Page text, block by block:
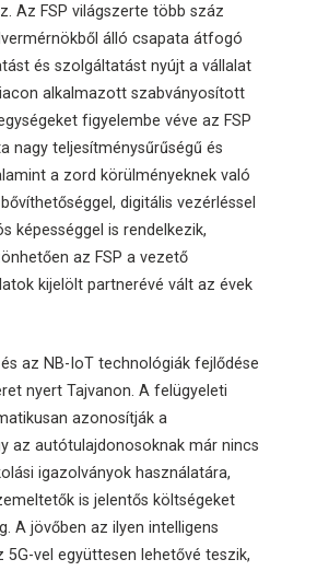
Az FSP világszerte több száz
álló csapata átfogó
és szolgáltatást nyújt a vállalat
alkalmazott szabványosított
figyelembe véve az FSP
nagy teljesítménysűrűségű és
a zord körülményeknek való
digitális vezérléssel
képességgel is rendelkezik,
az FSP a vezető
kijelölt partnerévé vált az évek
az NB-IoT technológiák fejlődése
nyert Tajvanon. A felügyeleti
azonosítják a
az autótulajdonosoknak már nincs
igazolványok használatára,
is jelentős költségeket
A jövőben az ilyen intelligens
vel együttesen lehetővé teszik,